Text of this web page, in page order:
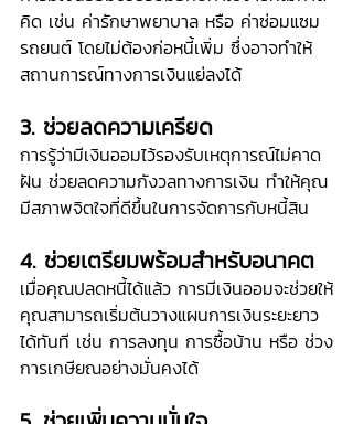
คิด เช่น ค่ารักษาพยาบาล หรือ ค่าซ่อมแซม
รถยนต์ โดยไม่ต้องก่อหนี้เพิ่ม ซึ่งอาจทำให้
สถานการณ์ทางการเงินแย่ลงได้
3. ช่วยลดความเครียด
การรู้ว่ามีเงินออมไว้รองรับเหตุการณ์ไม่คาด
ฝัน ช่วยลดความกังวลทางการเงิน ทำให้คุณ
มีสภาพจิตใจที่ดีขึ้นในการจัดการกับหนี้สิน
4. ช่วยเตรียมพร้อมสำหรับอนาคต
เมื่อคุณปลดหนี้ได้แล้ว การมีเงินออมจะช่วยให้
คุณสามารถเริ่มต้นวางแผนการเงินระยะยาว
ได้ทันที เช่น การลงทุน การซื้อบ้าน หรือ ช่วง
การเกษียณอย่างมั่นคงได้